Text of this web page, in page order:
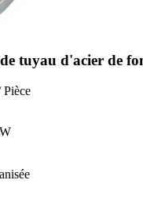
tuyau d'acier de